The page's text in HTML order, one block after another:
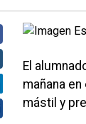
El
mañana
mástil y